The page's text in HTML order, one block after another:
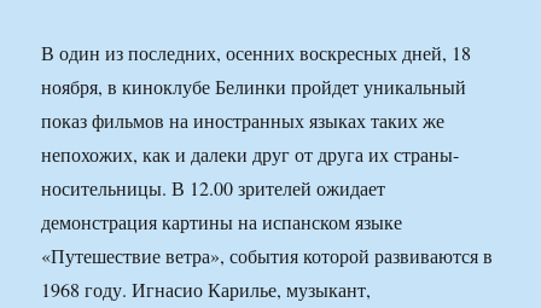
В один из последних, осенних воскресных дней, 18
ноября, в киноклубе Белинки пройдет уникальный
показ фильмов на иностранных языках таких же
непохожих, как и далеки друг от друга их страны-
носительницы. В 12.00 зрителей ожидает
демонстрация картины на испанском языке
«Путешествие ветра», события которой развиваются в
1968 году. Игнасио Карилье, музыкант,